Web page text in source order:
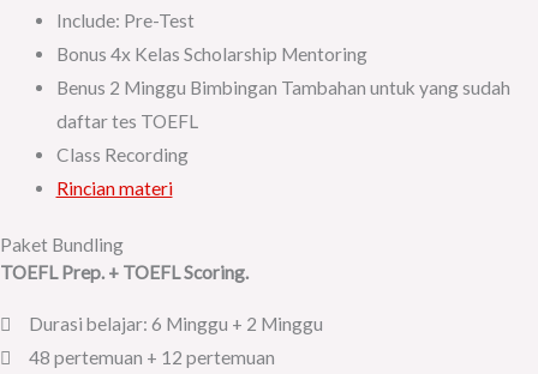
Include: Pre-Test
Bonus 4x Kelas Scholarship Mentoring
Benus 2 Minggu Bimbingan Tambahan untuk yang sudah
daftar tes TOEFL
Class Recording
Rincian materi
Paket Bundling
TOEFL Prep. + TOEFL Scoring.
Durasi belajar: 6 Minggu + 2 Minggu
48 pertemuan + 12 pertemuan